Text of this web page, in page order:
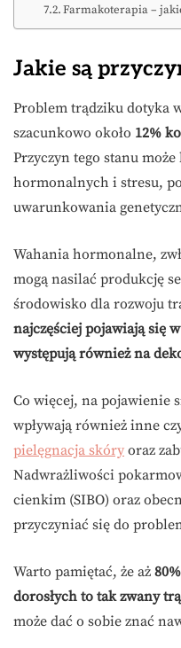
Farmakoterapia –
Jakie są
Problem trądziku dotyka
szacunkowo około 12%
Przyczyn tego stanu
hormonalnych i stresu,
uwarunkowania
Wahania hormonalne,
mogą nasilać produkcję
środowisko dla rozwoju
najczęściej pojawiają się
występują również na
Co więcej, na pojawienie
wpływają również inne
pielęgnacja skóry oraz
Nadwrażliwości
cienkim (SIBO) oraz
przyczyniać się do
Warto pamiętać, że aż
dorosłych to tak zwany
może dać o sobie znać